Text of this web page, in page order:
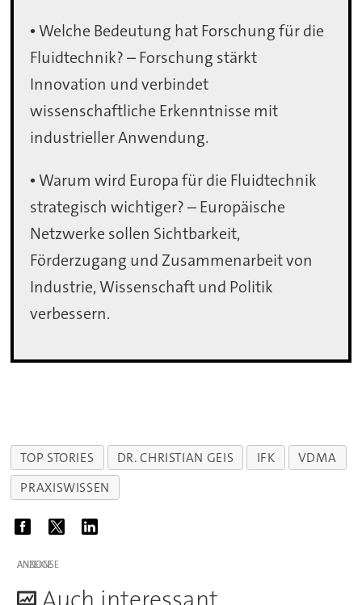
• Welche Bedeutung hat Forschung für die
Fluidtechnik? – Forschung stärkt
Innovation und verbindet
wissenschaftliche Erkenntnisse mit
industrieller Anwendung.
• Warum wird Europa für die Fluidtechnik
strategisch wichtiger? – Europäische
Netzwerke sollen Sichtbarkeit,
Förderzugang und Zusammenarbeit von
Industrie, Wissenschaft und Politik
verbessern.
TOP STORIES DR. CHRISTIAN GEIS IFK
VDMA
PRAXISWISSEN
ANZEIGE